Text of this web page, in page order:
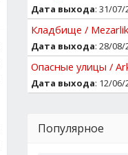
Дата выхода: 31/07/
Кладбище / Mezarlik
Дата выхода: 28/08/
Опасные улицы /
Дата выхода: 12/06/
Популярное